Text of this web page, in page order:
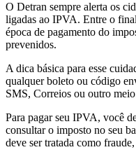
O Detran sempre alerta os
ligadas ao IPVA. Entre o
época de pagamento do
prevenidos.
A dica básica para esse
qualquer boleto ou código
SMS, Correios ou outro
Para pagar seu IPVA, você
consultar o imposto no seu
deve ser tratada como